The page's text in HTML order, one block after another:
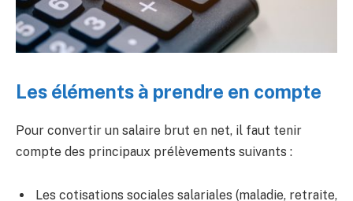
Les éléments à prendre en compte
Pour convertir un salaire brut en net, il faut tenir
compte des principaux prélèvements suivants :
Les cotisations sociales salariales (maladie, retraite,